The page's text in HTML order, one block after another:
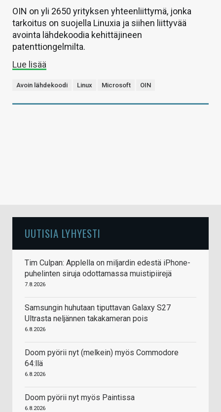
OIN on yli 2650 yrityksen yhteenliittymä, jonka
tarkoitus on suojella Linuxia ja siihen liittyvää
avointa lähdekoodia kehittäjineen
patenttiongelmilta.
Lue lisää
Avoin lähdekoodi Linux Microsoft OIN
UUTISIA LYHYESTI
Tim Culpan: Applella on miljardin edestä iPhone-
puhelinten siruja odottamassa muistipiirejä
7.8.2026
Samsungin huhutaan tiputtavan Galaxy S27
Ultrasta neljännen takakameran pois
6.8.2026
Doom pyörii nyt (melkein) myös Commodore
64:llä
6.8.2026
Doom pyörii nyt myös Paintissa
6.8.2026